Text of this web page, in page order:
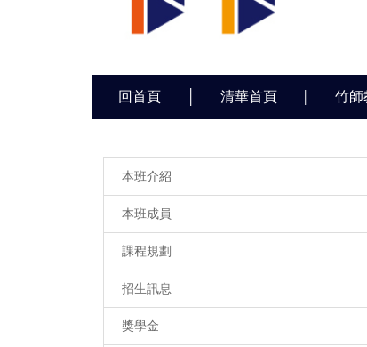
回首頁 清華首頁 竹師
本班介紹
本班成員
課程規劃
招生訊息
獎學金